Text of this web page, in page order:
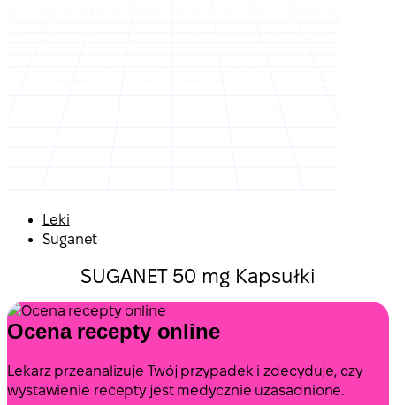
Leki
Suganet
SUGANET 50 mg Kapsułki
Ocena recepty online
Lekarz przeanalizuje Twój przypadek i zdecyduje, czy
wystawienie recepty jest medycznie uzasadnione.